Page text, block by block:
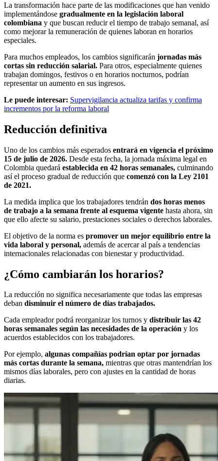
La transformación hace parte de las modificaciones que han venido
implementándose gradualmente en la legislación laboral
colombiana y que buscan reducir el tiempo de trabajo semanal, así
como mejorar la remuneración de quienes laboran en horarios
especiales.
Para muchos empleados, los cambios significarán jornadas más
cortas sin reducción salarial. Para otros, especialmente quienes
trabajan domingos, festivos o en horarios nocturnos, podrían
representar un aumento en sus ingresos.
Le puede interesar: Supervigilancia actualiza tarifas y confirma
incrementos por la reforma laboral
Reducción definitiva
Uno de los cambios más esperados entrará en vigencia el próximo
15 de julio de 2026. Desde esta fecha, la jornada máxima legal en
Colombia quedará establecida en 42 horas semanales, culminando
así el proceso gradual de reducción que comenzó con la Ley 2101
de 2021.
La medida implica que los trabajadores tendrán dos horas menos
de trabajo a la semana frente al esquema vigente hasta ahora, sin
que ello afecte su salario, prestaciones sociales o derechos laborales.
El objetivo de la norma es promover un mejor equilibrio entre la
vida laboral y personal, además de acercar al país a tendencias
internacionales relacionadas con bienestar y productividad.
¿Cómo cambiarán los horarios?
La reducción no significa necesariamente que todas las empresas
deban disminuir el número de días trabajados.
Cada empleador podrá reorganizar los turnos y distribuir las 42
horas semanales según las necesidades de la operación y los
acuerdos establecidos con los trabajadores.
Por ejemplo, algunas compañías podrían optar por jornadas
más cortas durante la semana, mientras que otras mantendrían los
mismos días laborales, pero con ajustes en la cantidad de horas
diarias.